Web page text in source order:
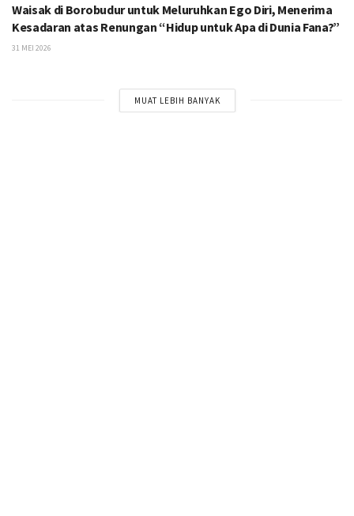
Waisak di Borobudur untuk Meluruhkan Ego Diri, Menerima
Kesadaran atas Renungan “Hidup untuk Apa di Dunia Fana?”
31 MEI 2026
MUAT LEBIH BANYAK